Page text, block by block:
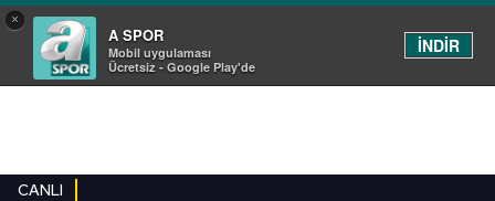
×
A SPOR
Mobil uygulaması
Ücretsiz - Google Play'de
İNDİR
CANLI